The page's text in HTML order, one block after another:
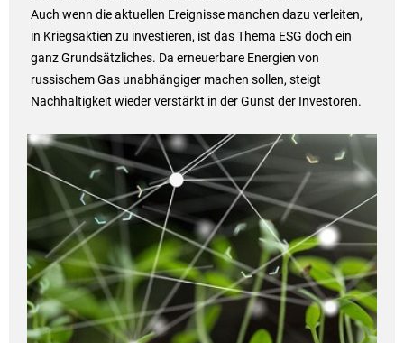
Auch wenn die aktuellen Ereignisse manchen dazu verleiten,
in Kriegsaktien zu investieren, ist das Thema ESG doch ein
ganz Grundsätzliches. Da erneuerbare Energien von
russischem Gas unabhängiger machen sollen, steigt
Nachhaltigkeit wieder verstärkt in der Gunst der Investoren.